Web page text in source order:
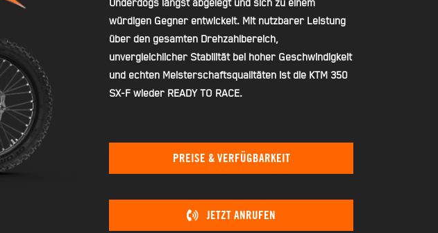
Underdogs längst abgelegt und sich zu einem
würdigen Gegner entwickelt. Mit nutzbarer Leistung
über den gesamten Drehzahlbereich,
unvergleichlicher Stabilität bei hoher Geschwindigkeit
und echten Meisterschaftsqualitäten ist die KTM 350
SX-F wieder READY TO RACE.
PREISE & VERFÜGBARKEIT
JETZT ANRUFEN